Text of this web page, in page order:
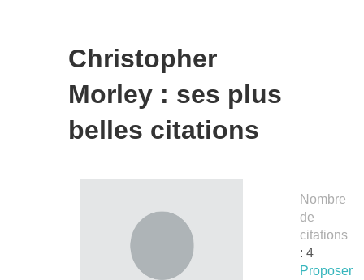
Christopher
Morley : ses plus
belles citations
Nombre
de
citations
: 4
Proposer